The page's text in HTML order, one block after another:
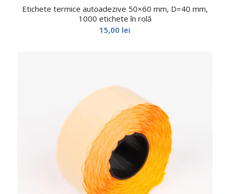
Etichete termice autoadezive 50×60 mm, D=40 mm,
1000 etichete în rolă
15,00 lei